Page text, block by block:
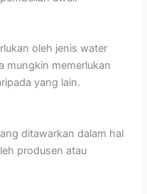
oleh jenis water
mungkin memerlukan
yang lain.
ditawarkan dalam hal
produsen atau